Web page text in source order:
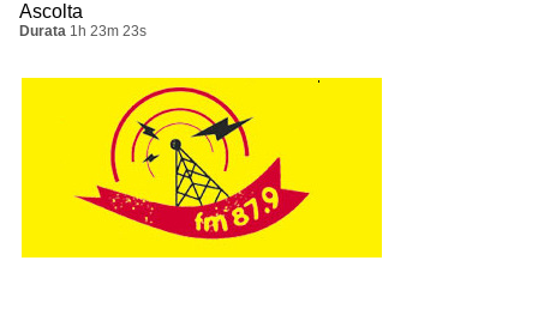
Ascolta
Durata 1h 23m 23s